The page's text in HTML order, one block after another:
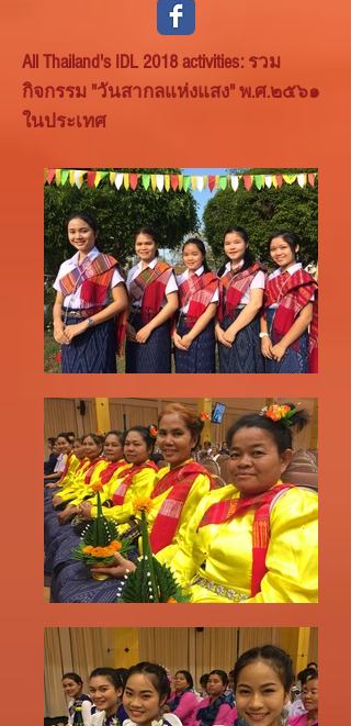
All Thailand's IDL 2018 activities: รวม
กิจกรรม "วันสากลแห่งแสง" พ.ศ.๒๕๖๑
ในประเทศ